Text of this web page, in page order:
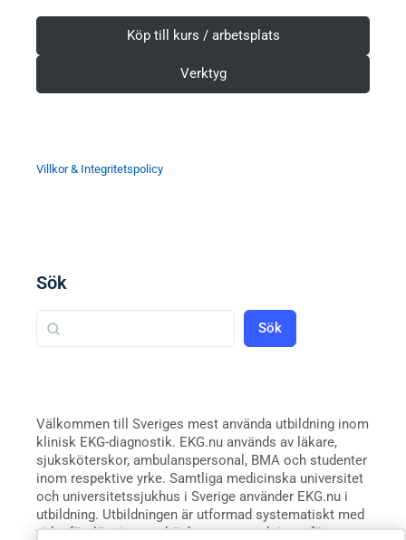
Köp till kurs / arbetsplats
Verktyg
Villkor & Integritetspolicy
Sök
Sök
Välkommen till Sveriges mest använda utbildning inom
klinisk EKG-diagnostik. EKG.nu används av läkare,
sjuksköterskor, ambulanspersonal, BMA och studenter
inom respektive yrke. Samtliga medicinska universitet
och universitetssjukhus i Sverige använder EKG.nu i
utbildning. Utbildningen är utformad systematiskt med
videoföreläsningar, e-böcker, tester och intyg för att